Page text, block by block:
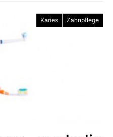
Karies Zahnpflege